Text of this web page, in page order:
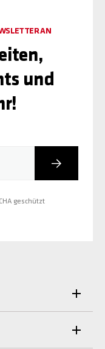
geschützt
AN
und